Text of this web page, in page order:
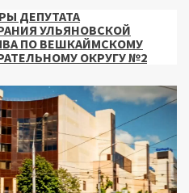
ДЕПУТАТА
УЛЬЯНОВСКОЙ
ПО ВЕШКАЙМСКОМУ
ОКРУГУ №2